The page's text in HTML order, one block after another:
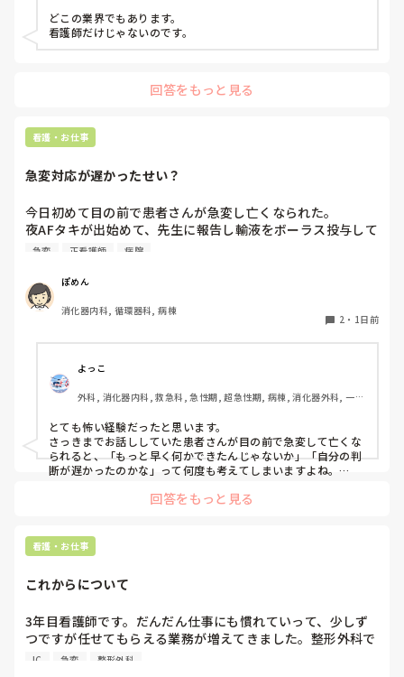
る方や、転職経験のある方のお話も聞いてみたいです。
合診療科, 救急科, 超急性期, ICU, CCU, HCU, その他の科, ママナー
ス, 外来, 神経内科, 脳神経外科, NICU, 消化器外科, 一般病院, 慢性
期, 回復期, 終末期, オペ室, 透析, 検診・健診
どこの業界でもあります。
看護師だけじゃないのです。
回答をもっと見る
看護・お仕事
急変対応が遅かったせい？
今日初めて目の前で患者さんが急変し亡くなられた。
夜AFタキが出始めて、先生に報告し輸液をボーラス投与して
AF波形のままだったけど徐々にレートも落ち着いたし患者
またレートが上がり出したので先生に電話をかけた途端急に
VT波形に移行した。その後VF波形になって、今の今まで話
してた患者さんが目の前で痙攣して亡くなってしまった。
私の判断が遅かったから？DCが病棟に置いてなくてAEDで対
応したから？と、色々悩んでしまいます。
急変 正看護師 病院
ぽめん
消化器内科, 循環器科, 病棟
2 ・ 1日前
よっこ
外科, 消化器内科, 救急科, 急性期, 超急性期, 病棟, 消化器外科, 一般
とても怖い経験だったと思います。
さっきまでお話ししていた患者さんが目の前で急変して亡くな
られると、「もっと早く何かできたんじゃないか」「自分の判
断が遅かったのかな」って何度も考えてしまいますよね。
ただ、書かれている経過を見る限り、最初にAFが出た時点で先
ったとは限らないと思います。AFでも、血圧低下や意識障害な
ど循環が不安定な場合に緊急でDCを考えるので、落ち着いてい
だけが原因というより、心筋虚血や電解質異常など、背景に別
の原因があった可能性も考えられると思います。
VFになった後についても、AEDはVFやパルスレスVTに対して
回答をもっと見る
看護・お仕事
これからについて
3年目看護師です。だんだん仕事にも慣れていって、少しず
つですが任せてもらえる業務が増えてきました。整形外科で
働いていますが、たしかに高齢者が多い病棟ですがほぼ急変
IC 急変 整形外科